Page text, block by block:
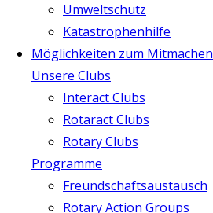
Umweltschutz
Katastrophenhilfe
Möglichkeiten zum Mitmachen
Unsere Clubs
Interact Clubs
Rotaract Clubs
Rotary Clubs
Programme
Freundschaftsaustausch
Rotary Action Groups